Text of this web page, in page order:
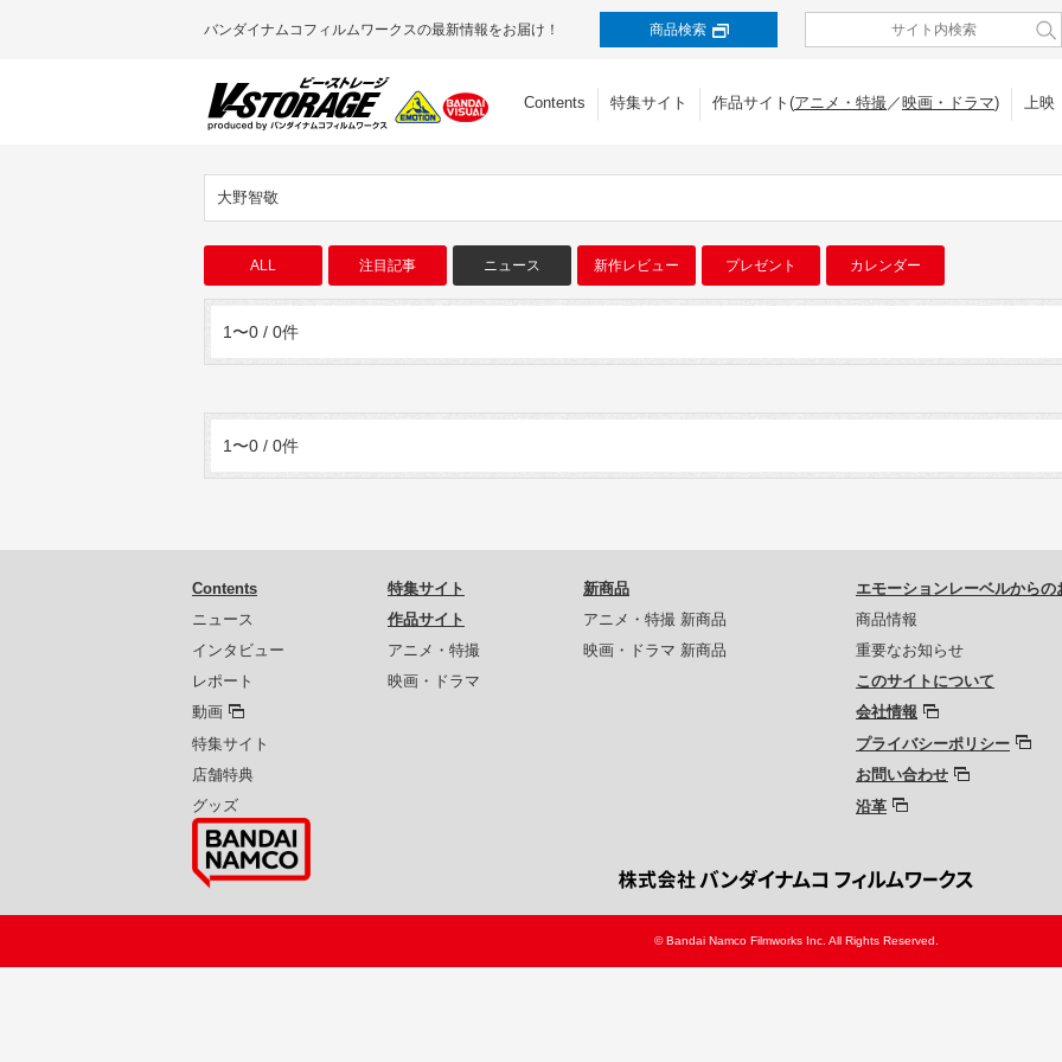
バンダイナムコフィルムワークスの最新情報をお届け！ 商品検索
Contents 特集サイト 作品サイト(アニメ・特撮／映画・ドラマ) 上映
大野智敬
ALL 注目記事 ニュース 新作レビュー プレゼント カレンダー
1〜0 / 0件
1〜0 / 0件
Contents
ニュース
インタビュー
レポート
動画
特集サイト
店舗特典
グッズ
特集サイト
作品サイト
アニメ・特撮
映画・ドラマ
新商品
アニメ・特撮 新商品
映画・ドラマ 新商品
エモーションレーベルからの
商品情報
重要なお知らせ
このサイトについて
会社情報
プライバシーポリシー
お問い合わせ
沿革
© Bandai Namco Filmworks Inc. All Rights Reserved.